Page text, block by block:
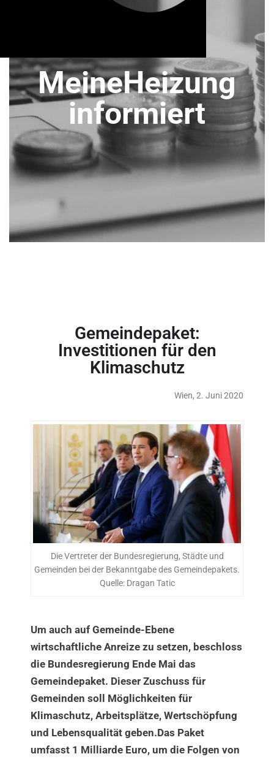
MeineHeizung
informiert
Gemeindepaket:
Investitionen für den
Klimaschutz
Wien, 2. Juni 2020
Die Vertreter der Bundesregierung, Städte und
Gemeinden bei der Bekanntgabe des Gemeindepakets.
Quelle: Dragan Tatic
Um auch auf Gemeinde-Ebene
wirtschaftliche Anreize zu setzen, beschloss
die Bundesregierung Ende Mai das
Gemeindepaket. Dieser Zuschuss für
Gemeinden soll Möglichkeiten für
Klimaschutz, Arbeitsplätze, Wertschöpfung
und Lebensqualität geben.Das Paket
umfasst 1 Milliarde Euro, um die Folgen von